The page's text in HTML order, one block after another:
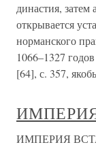
династия,
открывается
норманского
1066–1327
[64], с. 357,
ИМПЕРИЯ